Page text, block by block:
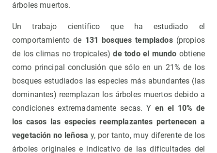
árboles muertos.
Un trabajo científico que ha estudiado el
comportamiento de 131 bosques templados(propios
de los climas no tropicales)de todo el mundo obtiene
como principal conclusión que sólo en un 21% de los
bosques estudiados las especies más abundantes (las
dominantes) reemplazan los árboles muertos debido a
condiciones extremadamente secas. Y en el 10% de
los casos las especies reemplazantes pertenecen a
vegetación no leñosa y, por tanto, muy diferente de los
árboles originales e indicativo de las dificultades del